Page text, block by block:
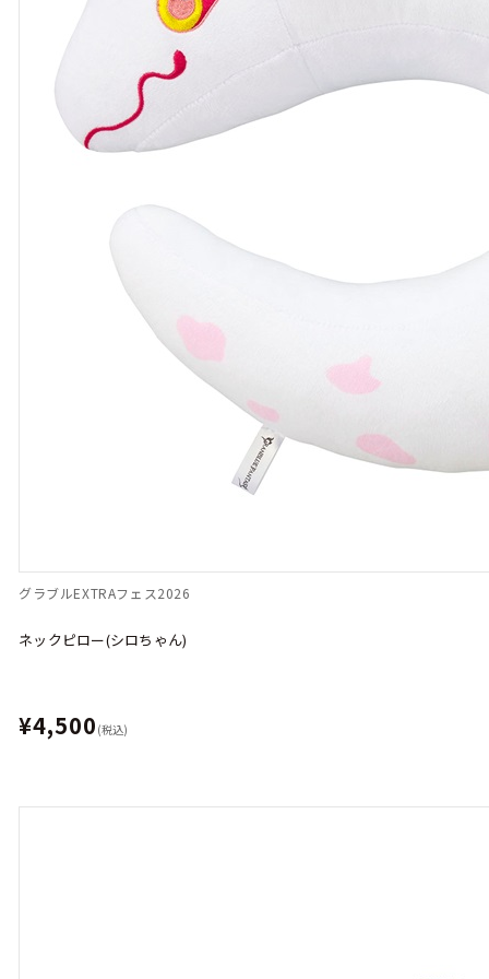
グラブルEXTRAフェス2026
ネックピロー(シロちゃん)
¥4,500 (税込)